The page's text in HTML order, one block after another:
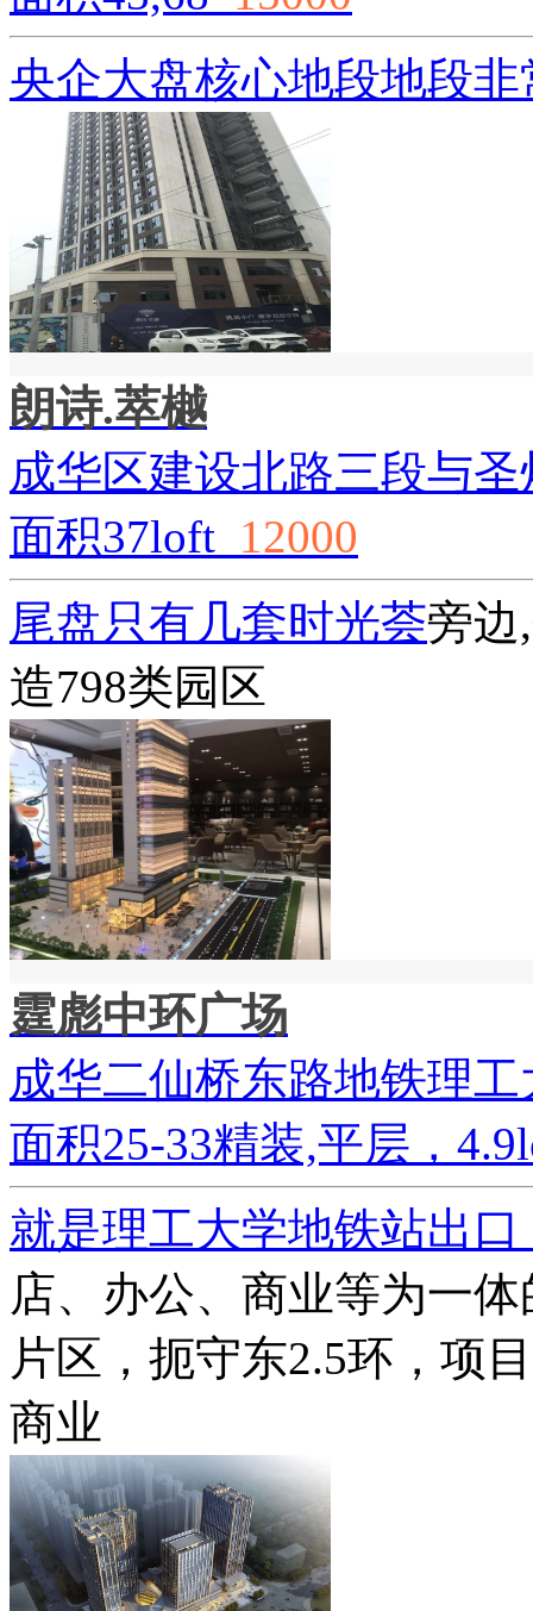
央企大盘核心地段地段
朗诗.萃樾
成华区建设北路三段与
面积37loft 12000
尾盘只有几套时光荟旁边
造798类园区
霆彪中环广场
成华二仙桥东路地铁理
面积25-33精装,平层，
就是理工大学地铁站出口
店、办公、商业等为一
片区，扼守东2.5环，项
商业